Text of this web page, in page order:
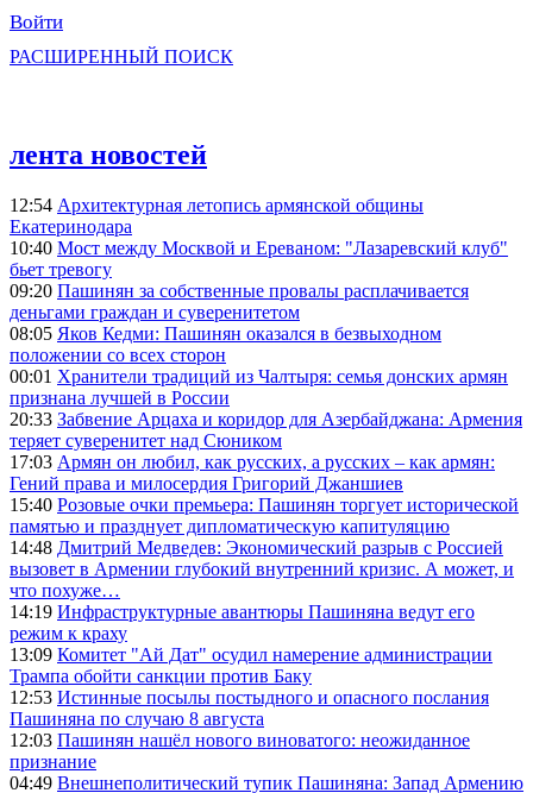
Войти
РАСШИРЕННЫЙ ПОИСК
лента новостей
12:54 Архитектурная летопись армянской общины
Екатеринодара
10:40 Мост между Москвой и Ереваном: "Лазаревский клуб"
бьет тревогу
09:20 Пашинян за собственные провалы расплачивается
деньгами граждан и суверенитетом
08:05 Яков Кедми: Пашинян оказался в безвыходном
положении со всех сторон
00:01 Хранители традиций из Чалтыря: семья донских армян
признана лучшей в России
20:33 Забвение Арцаха и коридор для Азербайджана: Армения
теряет суверенитет над Сюником
17:03 Армян он любил, как русских, а русских – как армян:
Гений права и милосердия Григорий Джаншиев
15:40 Розовые очки премьера: Пашинян торгует исторической
памятью и празднует дипломатическую капитуляцию
14:48 Дмитрий Медведев: Экономический разрыв с Россией
вызовет в Армении глубокий внутренний кризис. А может, и
что похуже…
14:19 Инфраструктурные авантюры Пашиняна ведут его
режим к краху
13:09 Комитет "Ай Дат" осудил намерение администрации
Трампа обойти санкции против Баку
12:53 Истинные посылы постыдного и опасного послания
Пашиняна по случаю 8 августа
12:03 Пашинян нашёл нового виноватого: неожиданное
признание
04:49 Внешнеполитический тупик Пашиняна: Запад Армению